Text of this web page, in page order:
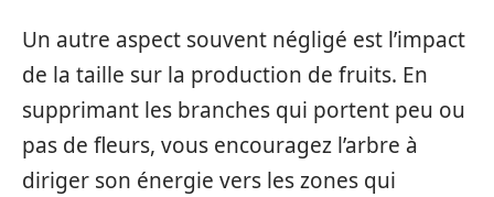
Un autre aspect souvent négligé est l’impact
de la taille sur la production de fruits. En
supprimant les branches qui portent peu ou
pas de fleurs, vous encouragez l’arbre à
diriger son énergie vers les zones qui